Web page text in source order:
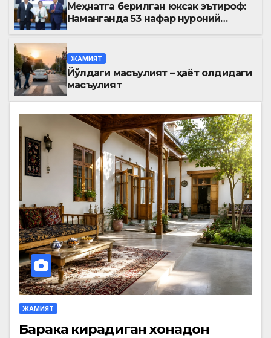
Меҳнатга берилган юксак эътироф:
Наманганда 53 нафар нуроний
ЖАМИЯТ
Йўлдаги масъулият – ҳаёт олдидаги
масъулият
ЖАМИЯТ
Барака кирадиган хонадон